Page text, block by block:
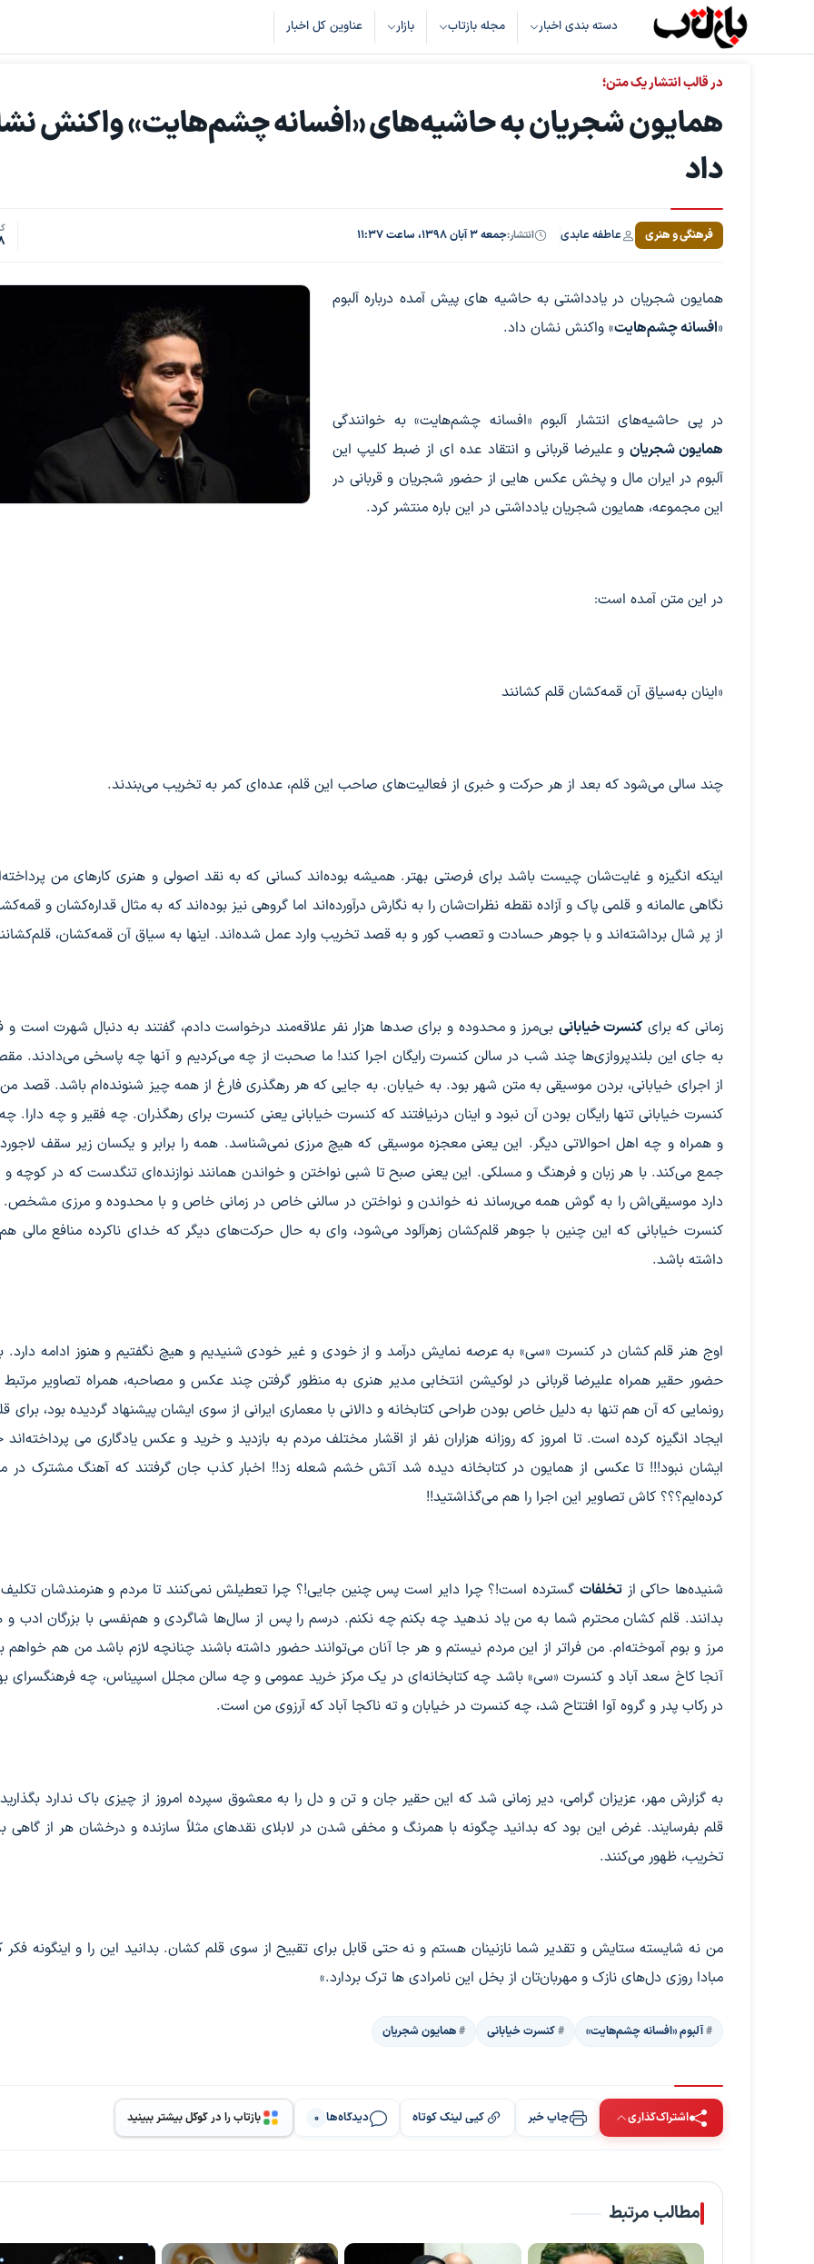
دسته بندی اخبار مجله بازتاب بازار عناوین کل اخبار
در قالب انتشار یک متن؛
همایون شجریان به حاشیه‌های «افسانه چشم‌هایت» واکنش
داد
فرهنگی و هنری عاطفه عابدی انتشار:جمعه ۳ آبان ۱۳۹۸، ساعت ۱۱:۳۷
همایون شجریان در یادداشتی به حاشیه های پیش آمده درباره آلبوم
«افسانه چشم‌هایت» واکنش نشان داد.
در پی حاشیه‌های انتشار آلبوم «افسانه چشم‌هایت» به خوانندگی
همایون شجریان و علیرضا قربانی و انتقاد عده ای از ضبط کلیپ این
آلبوم در ایران مال و پخش عکس هایی از حضور شجریان و قربانی در
این مجموعه، همایون شجریان یادداشتی در این باره منتشر کرد.
در این متن آمده است:
«اینان به‌سیاق آن قمه‌کشان قلم کشانند
چند سالی می‌شود که بعد از هر حرکت و خبری از فعالیت‌های صاحب این قلم، عده‌ای کمر به تخریب می‌بندند.
اینکه انگیزه و غایت‌شان چیست باشد برای فرصتی بهتر. همیشه بوده‌اند کسانی که به نقد اصولی و هنری کارهای من
نگاهی عالمانه و قلمی پاک و آزاده نقطه نظرات‌شان را به نگارش درآورده‌اند اما گروهی نیز بوده‌اند که به مثال قداره‌کشان و
از پر شال برداشته‌اند و با جوهر حسادت و تعصب کور و به قصد تخریب وارد عمل شده‌اند. اینها به سیاق آن قمه‌کشان،
زمانی که برای کنسرت خیابانی بی‌مرز و محدوده و برای صدها هزار نفر علاقه‌مند درخواست دادم، گفتند به دنبال شهرت است و
به جای این بلندپروازی‌ها چند شب در سالن کنسرت رایگان اجرا کند! ما صحبت از چه می‌کردیم و آنها چه پاسخی می‌دادند.
از اجرای خیابانی، بردن موسیقی به متن شهر بود. به خیابان. به جایی که هر رهگذری فارغ از همه چیز شنونده‌ام باشد. قصد من
کنسرت خیابانی تنها رایگان بودن آن نبود و اینان درنیافتند که کنسرت خیابانی یعنی کنسرت برای رهگذران. چه فقیر و چه دارا.
و همراه و چه اهل احوالاتی دیگر. این یعنی معجزه‌ موسیقی که هیچ مرزی نمی‌شناسد. همه را برابر و یکسان زیر سقف
جمع می‌کند. با هر زبان و فرهنگ و مسلکی. این یعنی صبح تا شبی نواختن و خواندن همانند نوازنده‌ای تنگدست که در کوچه و
دارد موسیقی‌اش را به گوش همه می‌رساند نه خواندن و نواختن در سالنی خاص در زمانی خاص و با محدوده و مرزی
کنسرت خیابانی که این چنین با جوهر قلم‌کشان زهرآلود می‌شود، وای به حال حرکت‌های دیگر که خدای ناکرده منافع مالی
داشته باشد.
اوج هنر قلم کشان در کنسرت «سی» به عرصه نمایش درآمد و از خودی و غیر خودی شنیدیم و هیچ نگفتیم و هنوز ادامه دارد.
حضور حقیر همراه علیرضا قربانی در لوکیشن انتخابی مدیر هنری به منظور گرفتن چند عکس و مصاحبه، همراه تصاویر مرتبط
رونمایی که آن‌ هم تنها به دلیل خاص بودن طراحی کتابخانه و دالانی با معماری ایرانی از سوی ایشان پیشنهاد گردیده بود، برای
ایجاد انگیزه کرده است. تا امروز که روزانه هزاران نفر از اقشار مختلف مردم به بازدید و خرید و عکس یادگاری می پرداخته‌اند
ایشان نبود!!! تا عکسی از همایون در کتابخانه دیده شد آتش خشم شعله زد!! اخبار کذب جان گرفتند که آهنگ مشترک در
کرده‌ایم؟؟؟ کاش تصاویر این اجرا را هم می‌گذاشتید!!
شنیده‌ها حاکی ازتخلفات گسترده است!؟ چرا دایر است پس چنین جایی!؟ چرا تعطیلش نمی‌کنند تا مردم و هنرمندشان
بدانند. قلم کشان محترم شما به من یاد ندهید چه بکنم چه نکنم. درسم را پس از سال‌ها شاگردی و هم‌نفسی با بزرگان ادب و
مرز و بوم آموخته‌ام. من فراتر از این مردم نیستم و هر جا آنان می‌توانند حضور داشته باشند چنانچه لازم باشد من هم خواهم
آنجا کاخ سعد آباد و کنسرت «سی» باشد چه کتابخانه‌ای در یک مرکز خرید عمومی و چه سالن مجلل اسپیناس، چه فرهنگسرای
در رکاب پدر و گروه آوا افتتاح شد، چه کنسرت در خیابان و ته ناکجا آباد که آرزوی من است.
به گزارش مهر، عزیزان گرامی، دیر زمانی شد که این حقیر جان و تن و دل را به معشوق سپرده امروز از چیزی باک ندارد
قلم بفرسایند. غرض این بود که بدانید چگونه با همرنگ و مخفی شدن در لابلای نقدهای مثلاً سازنده و درخشان هر از گاهی
تخریب، ظهور می‌کنند.
من نه شایسته ستایش و تقدیر شما نازنینان هستم و نه حتی قابل برای تقبیح از سوی قلم کشان. بدانید این را و اینگونه فکر
مبادا روزی دل‌های نازک و مهربان‌تان از بخل این نامرادی ها ترک بردارد.»
آلبوم «افسانه چشم‌هایت» کنسرت خیابانی همایون شجریان
اشتراک‌گذاری چاپ خبر کپی لینک کوتاه دیدگاه‌ها 0 بازتاب را در گوگل بیشتر ببینید
مطالب مرتبط